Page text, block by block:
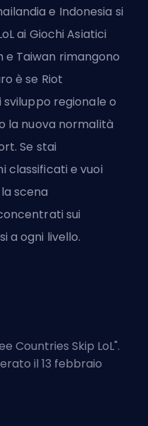
e Indonesia si
ai Giochi Asiatici
e Taiwan rimangono
è se Riot
regionale o
la nuova normalità
Se stai
classificati e vuoi
scena
sui
a ogni livello.
Countries Skip LoL".
il 13 febbraio